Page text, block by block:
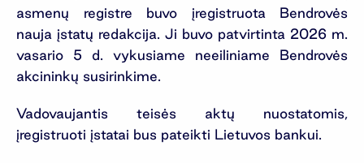
asmenų registre buvo įregistruota Bendrovės
nauja įstatų redakcija. Ji buvo patvirtinta 2026 m.
vasario 5 d. vykusiame neeiliniame Bendrovės
akcininkų susirinkime.
Vadovaujantis teisės aktų nuostatomis,
įregistruoti įstatai bus pateikti Lietuvos bankui.